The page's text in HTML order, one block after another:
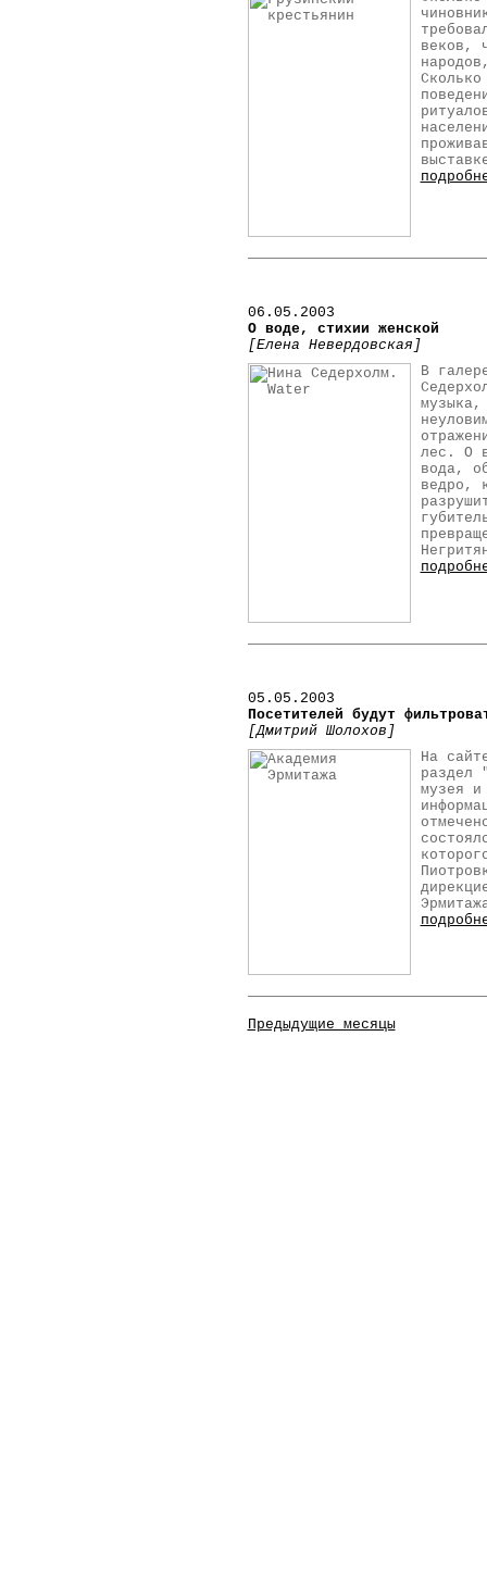
веков,
06.05.2003
О воде, стихии женской
[Елена Невердовская]
В
лес. О
вода,
ведро,
05.05.2003
Посетителей будут
[Дмитрий Шолохов]
На
раздел
музея и
Предыдущие месяцы